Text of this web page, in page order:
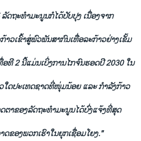
ດຖະທຳມະນູນກໍໄດ້ປັບປຸງ ເນື່ອງຈາກ
າວເຂົ້າສູ່ພົວພັນສາກົນເທື່ອລະກ້າວຢ່າງເຂັ້ມ
ທີ 2 ນີ້ແມ່ນເບິ່ງການໄກຈົນຮອດປີ 2030 ໃນ
ໃດປະເທດຊາດທີ່ໜຸ່ມນ້ອຍ ແລະ ກຳລັງກ້າວ
ຕາຂອງລັດຖະທຳມະນູນໄດ້ບົ່ງແຈ້ງທີ່ສຸດ
ດຂອງພວກເຮົາໃນຍຸກເຊື່ອມໂຍງ."